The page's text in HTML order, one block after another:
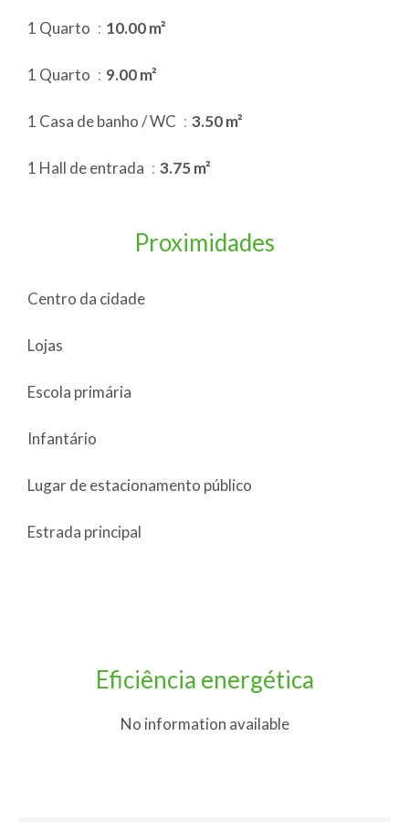
1 Quarto 10.00 m²
1 Quarto 9.00 m²
1 Casa de banho / WC 3.50 m²
1 Hall de entrada 3.75 m²
Proximidades
Centro da cidade
Lojas
Escola primária
Infantário
Lugar de estacionamento público
Estrada principal
Eficiência energética
No information available